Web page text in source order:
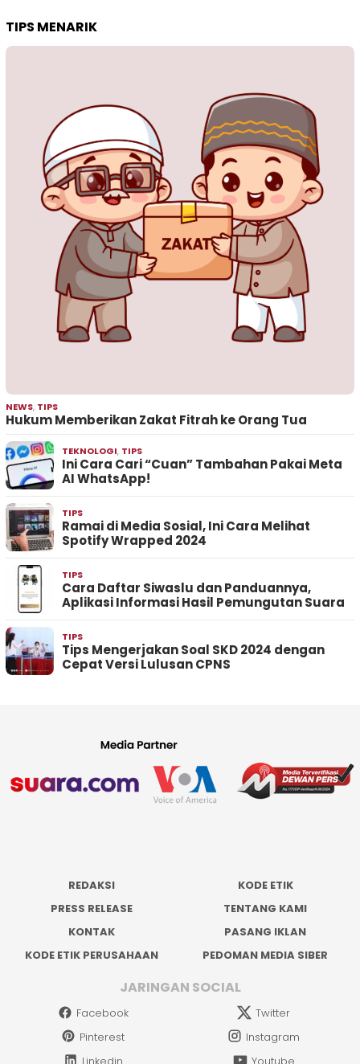
TIPS MENARIK
NEWS, TIPS
Hukum Memberikan Zakat Fitrah ke Orang Tua
TEKNOLOGI, TIPS
Ini Cara Cari “Cuan” Tambahan Pakai Meta
AI WhatsApp!
TIPS
Ramai di Media Sosial, Ini Cara Melihat
Spotify Wrapped 2024
TIPS
Cara Daftar Siwaslu dan Panduannya,
Aplikasi Informasi Hasil Pemungutan Suara
TIPS
Tips Mengerjakan Soal SKD 2024 dengan
Cepat Versi Lulusan CPNS
REDAKSI
KODE ETIK
PRESS RELEASE
TENTANG KAMI
KONTAK
PASANG IKLAN
KODE ETIK PERUSAHAAN
PEDOMAN MEDIA SIBER
JARINGAN SOCIAL
Facebook
Twitter
Pinterest
Instagram